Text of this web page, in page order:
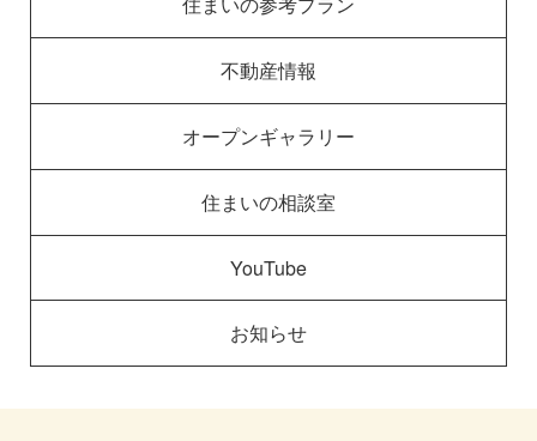
不動産情報
オープンギャラリー
住まいの相談室
YouTube
お知らせ